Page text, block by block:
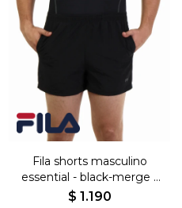
Fila shorts masculino
essential - black-merge -
Negro-Gris
$ 1.190